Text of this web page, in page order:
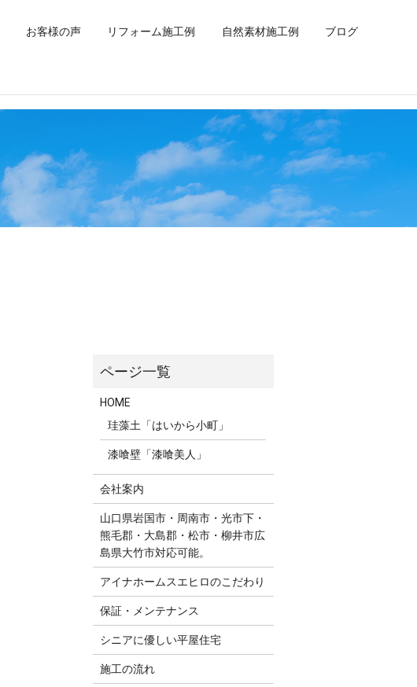
お客様の声 リフォーム施工例 自然素材施工例 ブログ
HOME
珪藻土「はいから小町」
漆喰壁「漆喰美人」
会社案内
山口県岩国市・周南市・光市下・
熊毛郡・大島郡・松市・柳井市広
島県大竹市対応可能。
アイナホームスエヒロのこだわり
保証・メンテナンス
シニアに優しい平屋住宅
施工の流れ